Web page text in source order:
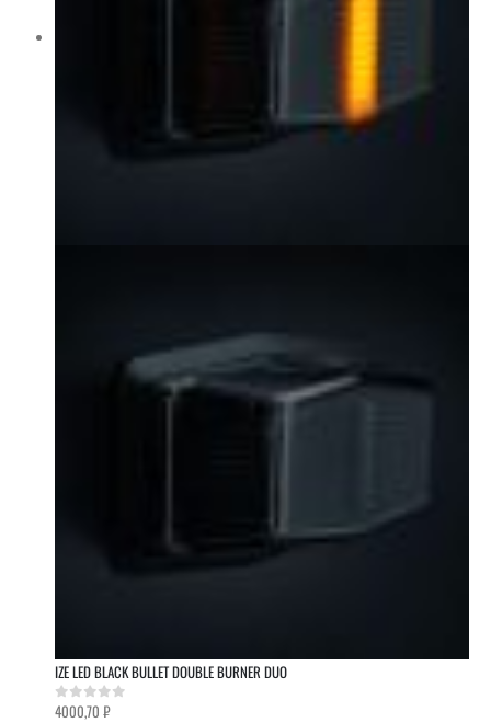
IZE LED BLACK BULLET DOUBLE BURNER DUO
0out of 5
4000,70 ₽